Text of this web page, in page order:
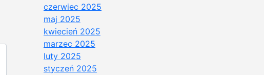
czerwiec 2025
maj 2025
kwiecień 2025
marzec 2025
luty 2025
styczeń 2025